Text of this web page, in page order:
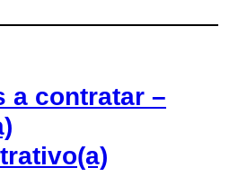
a contratar –